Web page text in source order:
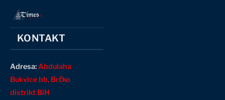
KONTAKT
Adresa:Abdulaha
Bukvice bb, Brčko
distrikt BiH